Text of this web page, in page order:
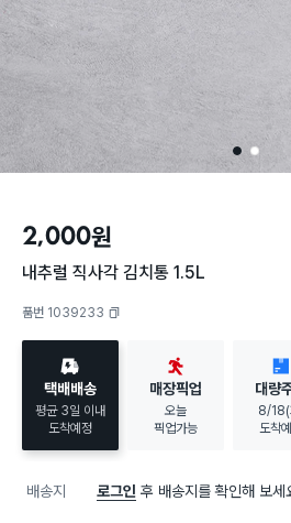
1 2
2,000원
내추럴 직사각 김치통 1.5L
품번 1039233
택배배송
평균 3일 이내
도착예정
매장픽업
오늘
픽업가능
대량
8/18(
도착
배송지 로그인 후 배송지를 확인해 보세